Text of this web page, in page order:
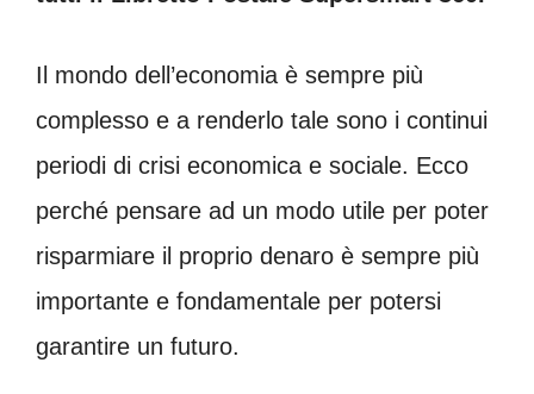
Il mondo dell’economia è sempre più
complesso e a renderlo tale sono i continui
periodi di crisi economica e sociale. Ecco
perché pensare ad un modo utile per poter
risparmiare il proprio denaro è sempre più
importante e fondamentale per potersi
garantire un futuro.